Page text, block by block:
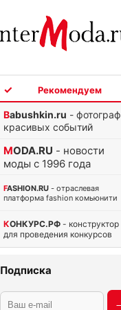
Babushkin.ru - фотограф
красивых событий
MODA.RU - новости
моды с 1996 года
FASHION.RU - отраслевая
платформа fashion комьюнити
КОНКУРС.РФ - конструктор
для проведения конкурсов
Подписка